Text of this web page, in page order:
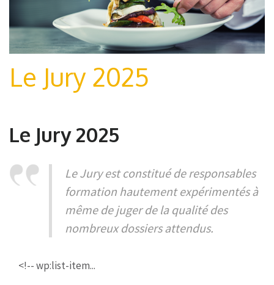
Le Jury 2025
Le Jury 2025
Le Jury est constitué de responsables
formation hautement expérimentés à
même de juger de la qualité des
nombreux dossiers attendus.
<!-- wp:list-item...